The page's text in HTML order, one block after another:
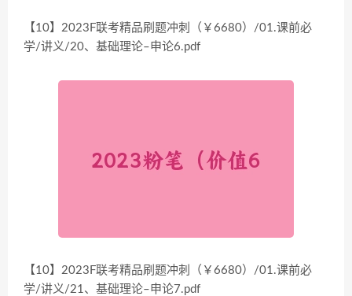
【10】2023F联考精品刷题冲刺（￥6680）/01.课前必
学/讲义/20、基础理论–申论6.pdf
【10】2023F联考精品刷题冲刺（￥6680）/01.课前必
学/讲义/21、基础理论–申论7.pdf